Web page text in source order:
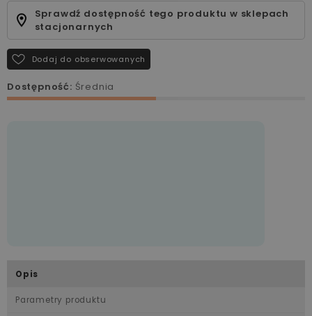
Sprawdź dostępność tego produktu w sklepach
stacjonarnych
Dodaj do obserwowanych
Dostępność: Średnia
Opis
Parametry produktu